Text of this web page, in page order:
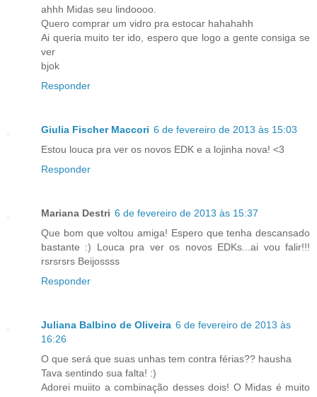
ahhh Midas seu lindoooo.
Quero comprar um vidro pra estocar hahahahh
Ai queria muito ter ido, espero que logo a gente consiga se
ver
bjok
Responder
Giulia Fischer Maccori 6 de fevereiro de 2013 às 15:03
Estou louca pra ver os novos EDK e a lojinha nova! <3
Responder
Mariana Destri 6 de fevereiro de 2013 às 15:37
Que bom que voltou amiga! Espero que tenha descansado
bastante :) Louca pra ver os novos EDKs...ai vou falir!!!
rsrsrsrs Beijossss
Responder
Juliana Balbino de Oliveira 6 de fevereiro de 2013 às
16:26
O que será que suas unhas tem contra férias?? hausha
Tava sentindo sua falta! :)
Adorei muiito a combinação desses dois! O Midas é muito